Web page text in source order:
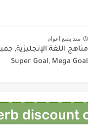
منذ بضع اعوام
مناهج اللغة الإنجليزية,
Super Goal, Mega Goal